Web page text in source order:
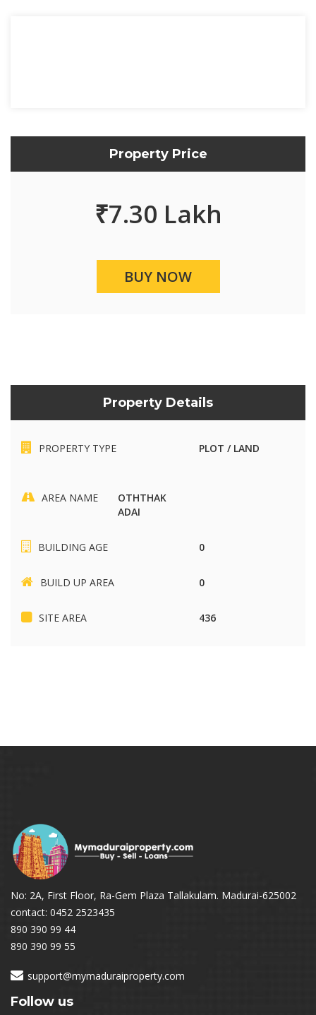
Property Price
₹7.30 Lakh
BUY NOW
Property Details
PROPERTY TYPE PLOT / LAND
AREA NAME
OTHTHAK
ADAI
BUILDING AGE 0
BUILD UP AREA 0
SITE AREA 436
No: 2A, First Floor, Ra-Gem Plaza Tallakulam. Madurai-625002
contact: 0452 2523435
890 390 99 44
890 390 99 55
support@mymaduraiproperty.com
Follow us